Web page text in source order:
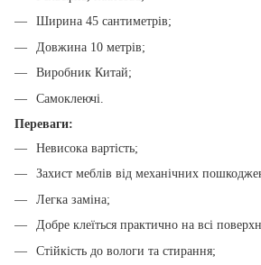
Ширина 45 сантиметрів;
Довжина 10 метрів;
Виробник Китай;
Самоклеючі.
Переваги:
Невисока вартість;
Захист меблів від механічних
Легка заміна;
Добре клеїться практично на всі
Стійкість до вологи та стирання;